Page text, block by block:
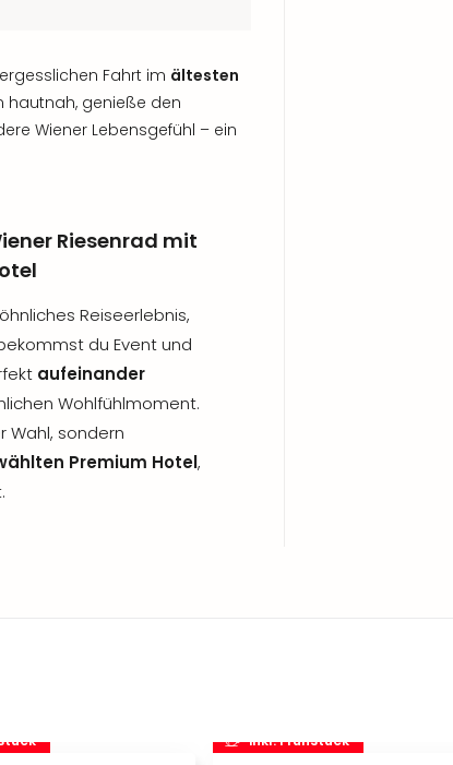
Fahrt im ältesten
hautnah, genieße den
Wiener Lebensgefühl – ein
Riesenrad mit
Reiseerlebnis,
du Event und
aufeinander
Wohlfühlmoment.
Wahl, sondern
Premium Hotel,
inkl. Frühstück